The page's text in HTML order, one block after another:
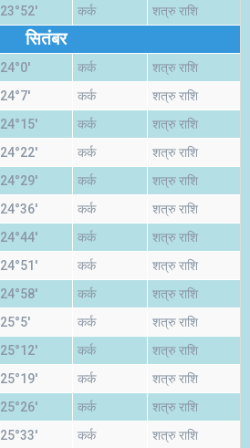
23°52' कर्क शत्रु राशि
सितंबर
24°0' कर्क शत्रु राशि
24°7' कर्क शत्रु राशि
24°15' कर्क शत्रु राशि
24°22' कर्क शत्रु राशि
24°29' कर्क शत्रु राशि
24°36' कर्क शत्रु राशि
24°44' कर्क शत्रु राशि
24°51' कर्क शत्रु राशि
24°58' कर्क शत्रु राशि
25°5' कर्क शत्रु राशि
25°12' कर्क शत्रु राशि
25°19' कर्क शत्रु राशि
25°26' कर्क शत्रु राशि
25°33' कर्क शत्रु राशि